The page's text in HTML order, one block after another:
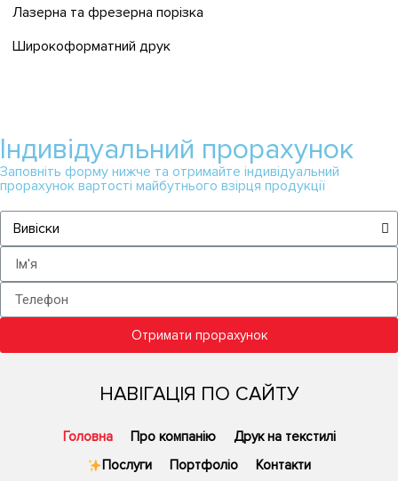
Лазерна та фрезерна порізка
Широкоформатний друк
Індивідуальний прорахунок
Заповніть форму нижче та отримайте індивідуальний
прорахунок вартості майбутнього взірця продукції
Отримати прорахунок
НАВІГАЦІЯ ПО САЙТУ
Головна Про компанію
Друк на текстилі
Послуги
Портфоліо Контакти